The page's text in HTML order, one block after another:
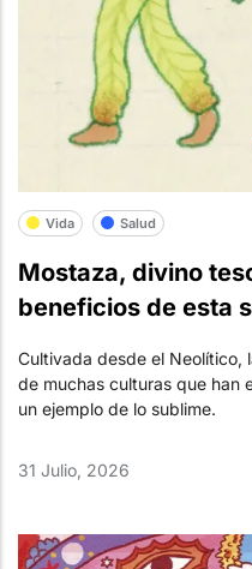
Vida Salud
Mostaza, divino
beneficios de esta
Cultivada desde el Neolítico,
de muchas culturas que han
un ejemplo de lo sublime.
31 Julio, 2026